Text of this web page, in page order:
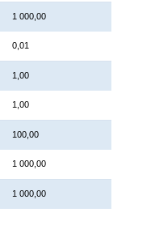
1 000,00
0,01
1,00
1,00
100,00
1 000,00
1 000,00